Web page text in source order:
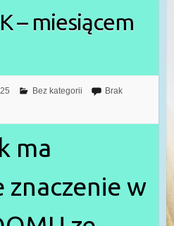
– miesiącem
Bez kategorii
Brak
ma
znaczenie w